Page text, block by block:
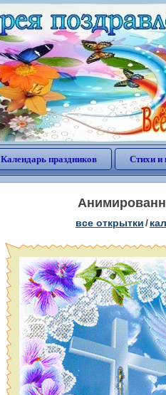
Календарь праздников Стихи и
все открытки/